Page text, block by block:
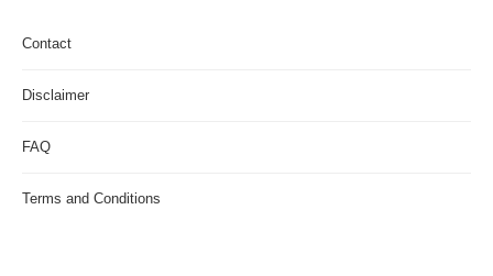
Contact
Disclaimer
FAQ
Terms and Conditions